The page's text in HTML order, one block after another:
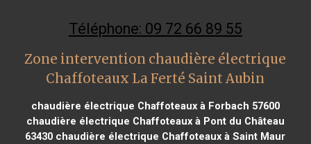
Téléphone: 09 72 66 89 55
Zone intervention chaudière électrique
Chaffoteaux La Ferté Saint Aubin
chaudière électrique Chaffoteaux à Forbach 57600
chaudière électrique Chaffoteaux à Pont du Château
63430 chaudière électrique Chaffoteaux à Saint Maur